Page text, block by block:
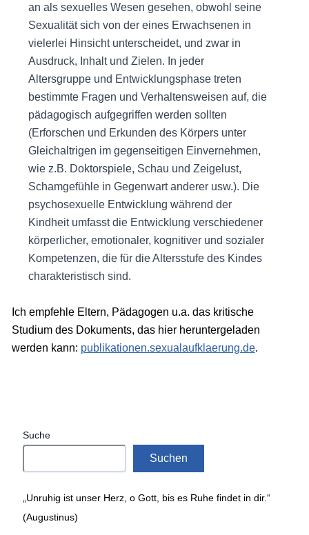
an als sexuelles Wesen gesehen, obwohl seine
Sexualität sich von der eines Erwachsenen in
vielerlei Hinsicht unterscheidet, und zwar in
Ausdruck, Inhalt und Zielen. In jeder
Altersgruppe und Entwicklungsphase treten
bestimmte Fragen und Verhaltensweisen auf, die
pädagogisch aufgegriffen werden sollten
(Erforschen und Erkunden des Körpers unter
Gleichaltrigen im gegenseitigen Einvernehmen,
wie z.B. Doktorspiele, Schau und Zeigelust,
Schamgefühle in Gegenwart anderer usw.). Die
psychosexuelle Entwicklung während der
Kindheit umfasst die Entwicklung verschiedener
körperlicher, emotionaler, kognitiver und sozialer
Kompetenzen, die für die Altersstufe des Kindes
charakteristisch sind.
Ich empfehle Eltern, Pädagogen u.a. das kritische
Studium des Dokuments, das hier heruntergeladen
werden kann: publikationen.sexualaufklaerung.de.
Suche
Suchen
„Unruhig ist unser Herz, o Gott, bis es Ruhe findet in dir.“
(Augustinus)